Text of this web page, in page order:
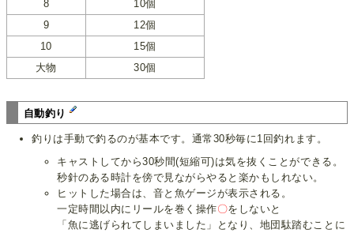
8
10個
9
12個
10
15個
大物
30個
自動釣り
釣りは手動で釣るのが基本です。通常30秒毎に1回釣れます。
キャストしてから30秒間(短縮可)は気を抜くことができる。
秒針のある時計を傍で見ながらやると楽かもしれない。
ヒットした場合は、音と魚ゲージが表示される。
一定時間以内にリールを巻く操作〇をしないと
「魚に逃げられてしまいました」となり、地団駄踏むことに